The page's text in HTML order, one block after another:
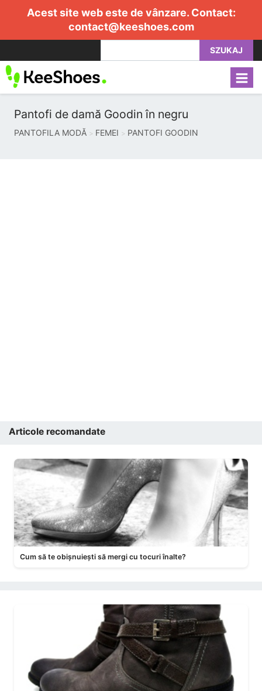
Acest site web este de vânzare. Contact:
contact@keeshoes.com
SZUKAJ
Pantofi de damă Goodin în negru
PANTOFILA MODĂ FEMEI PANTOFI GOODIN
Articole recomandate
Cum să te obișnuiești să mergi cu tocuri înalte?